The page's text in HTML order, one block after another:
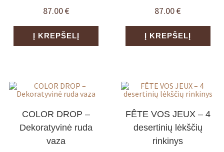
87.00€
Į KREPŠELĮ
87.00€
Į KREPŠELĮ
COLOR DROP –
Dekoratyvinė ruda
vaza
FÊTE VOS JEUX – 4
desertinių lėkščių
rinkinys